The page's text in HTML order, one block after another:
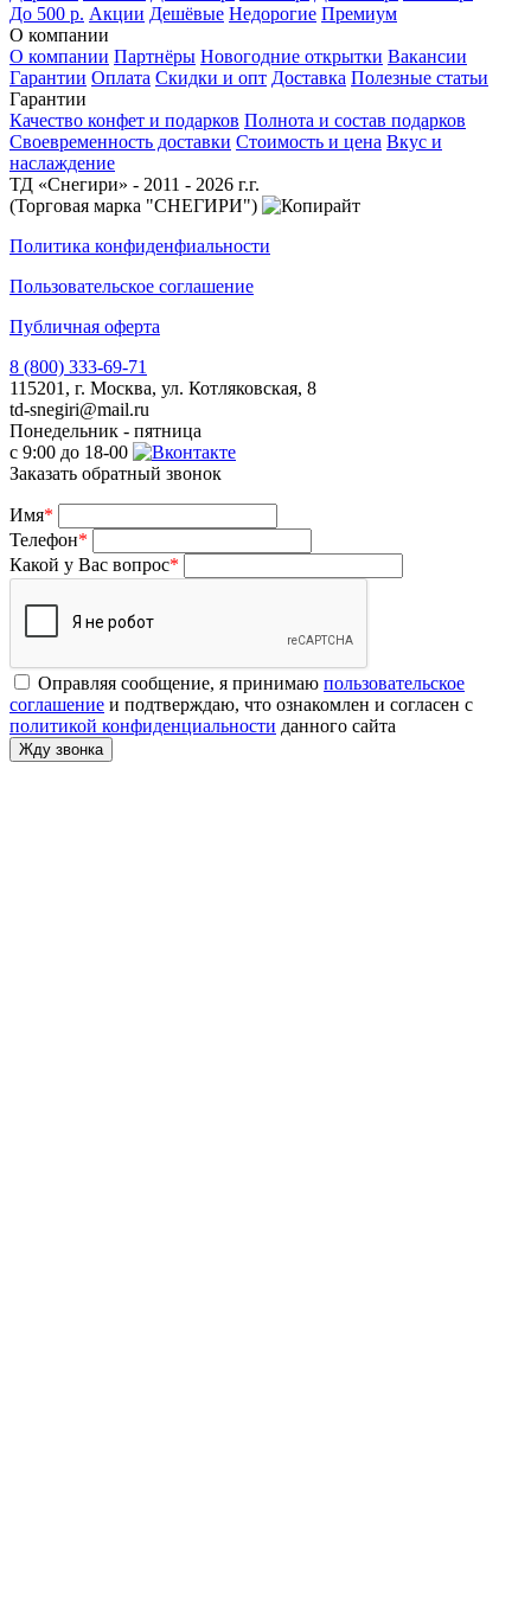
До 500 р. Акции Дешёвые Недорогие Премиум
О компании
О компании Партнёры Новогодние открытки Вакансии
Гарантии Оплата Скидки и опт Доставка Полезные статьи
Гарантии
Качество конфет и подарков Полнота и состав подарков
Своевременность доставки Стоимость и цена Вкус и
наслаждение
ТД «Снегири» - 2011 - 2026 г.г.
(Торговая марка "СНЕГИРИ")
Политика конфиденфиальности
Пользовательское соглашение
Публичная оферта
8 (800) 333-69-71
115201, г. Москва, ул. Котляковская, 8
td-snegiri@mail.ru
Понедельник - пятница
с 9:00 до 18-00
Заказать обратный звонок
Имя*
Телефон*
Какой у Вас вопрос*
Оправляя сообщение, я принимаю пользовательское
соглашение и подтверждаю, что ознакомлен и согласен с
политикой конфиденциальности данного сайта